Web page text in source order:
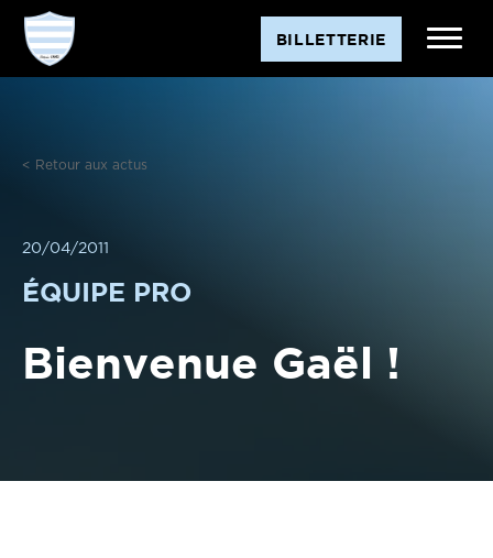
Aller
contenu
BILLETTERIE
< Retour aux actus
20/04/2011
ÉQUIPE PRO
Bienvenue Gaël !